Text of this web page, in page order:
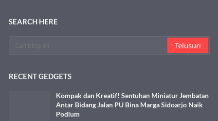
SEARCH HERE
RECENT GEDGETS
Kompak dan Kreatif! Sentuhan Miniatur Jembatan
Antar Bidang Jalan PU Bina Marga Sidoarjo Naik
Podium